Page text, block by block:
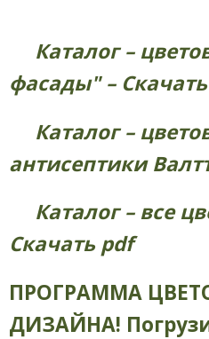
Каталог –
фасады" –
Каталог –
антисептики
Каталог – все
Cкачать pdf
ПРОГРАММА
ДИЗАЙНА!